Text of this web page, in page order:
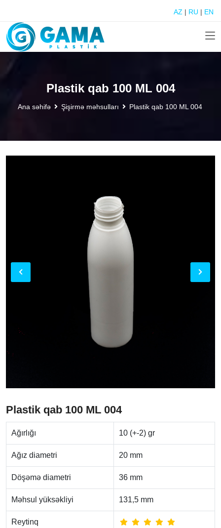
AZ | RU | EN
Plastik qab 100 ML 004
Ana səhifə Şişirmə məhsulları Plastik qab 100 ML 004
Plastik qab 100 ML 004
Ağırlığı 10 (+-2) gr
Ağız diametri 20 mm
Döşəmə diametri 36 mm
Məhsul yüksəkliyi 131,5 mm
Reytinq